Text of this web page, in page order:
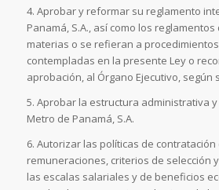
4. Aprobar y reformar su reglamento
Panamá, S.A., así como los
materias o se refieran a
contempladas en la presente Ley o
aprobación, al Órgano Ejecutivo, según
5. Aprobar la estructura administrativa
Metro de Panamá, S.A.
6. Autorizar las políticas de
remuneraciones, criterios de selección
las escalas salariales y de beneficios